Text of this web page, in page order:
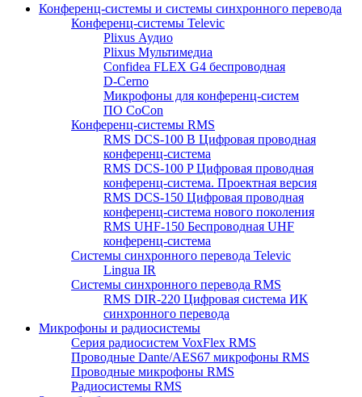
Конференц-системы и системы синхронного перевода
Конференц-системы Televic
Plixus Аудио
Plixus Мультимедиа
Confidea FLEX G4 беспроводная
D-Cerno
Микрофоны для конференц-систем
ПО CoCon
Конференц-системы RMS
RMS DCS-100 B Цифровая проводная
конференц-система
RMS DCS-100 P Цифровая проводная
конференц-система. Проектная версия
RMS DCS-150 Цифровая проводная
конференц-система нового поколения
RMS UHF-150 Беспроводная UHF
конференц-система
Системы синхронного перевода Televic
Lingua IR
Системы синхронного перевода RMS
RMS DIR-220 Цифровая система ИК
синхронного перевода
Микрофоны и радиосистемы
Серия радиосистем VoxFlex RMS
Проводные Dante/AES67 микрофоны RMS
Проводные микрофоны RMS
Радиосистемы RMS